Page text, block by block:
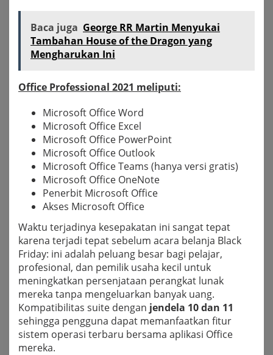
Baca juga George RR Martin Menyukai
Tambahan House of the Dragon yang
Mengharukan Ini
Office Professional 2021 meliputi:
Microsoft Office Word
Microsoft Office Excel
Microsoft Office PowerPoint
Microsoft Office Outlook
Microsoft Office Teams (hanya versi gratis)
Microsoft Office OneNote
Penerbit Microsoft Office
Akses Microsoft Office
Waktu terjadinya kesepakatan ini sangat tepat
karena terjadi tepat sebelum acara belanja Black
Friday: ini adalah peluang besar bagi pelajar,
profesional, dan pemilik usaha kecil untuk
meningkatkan persenjataan perangkat lunak
mereka tanpa mengeluarkan banyak uang.
Kompatibilitas suite dengan jendela 10 dan 11
sehingga pengguna dapat memanfaatkan fitur
sistem operasi terbaru bersama aplikasi Office
mereka.